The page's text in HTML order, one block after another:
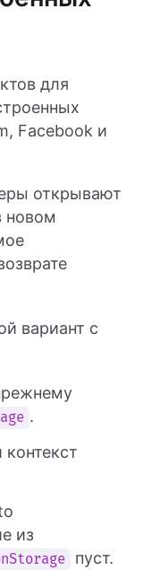
для
Facebook и
открывают
новом
вариант с
.
из
пуст.